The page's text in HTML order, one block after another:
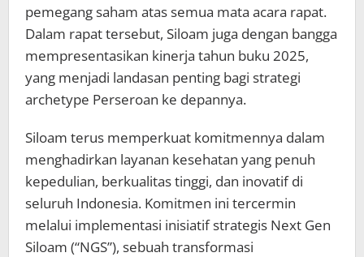
pemegang saham atas semua mata acara rapat.
Dalam rapat tersebut, Siloam juga dengan bangga
mempresentasikan kinerja tahun buku 2025,
yang menjadi landasan penting bagi strategi
archetype Perseroan ke depannya.
Siloam terus memperkuat komitmennya dalam
menghadirkan layanan kesehatan yang penuh
kepedulian, berkualitas tinggi, dan inovatif di
seluruh Indonesia. Komitmen ini tercermin
melalui implementasi inisiatif strategis Next Gen
Siloam (“NGS”), sebuah transformasi